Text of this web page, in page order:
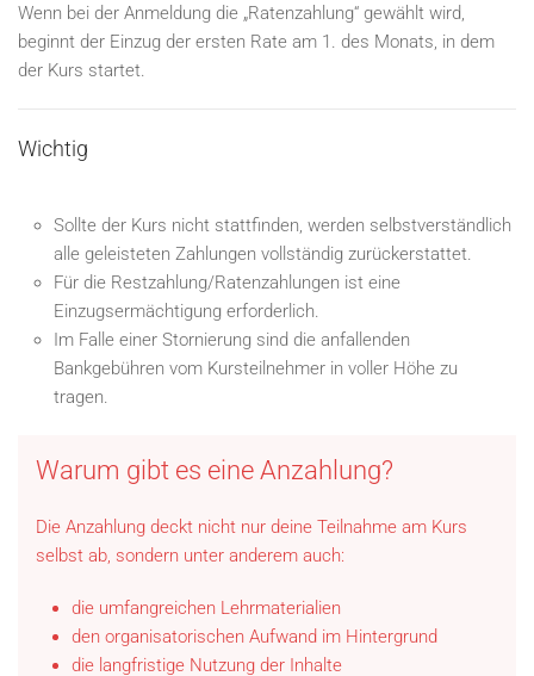
Wenn bei der Anmeldung die „Ratenzahlung“ gewählt wird,
beginnt der Einzug der ersten Rate am 1. des Monats, in dem
der Kurs startet.
Wichtig
Sollte der Kurs nicht stattfinden, werden selbstverständlich
alle geleisteten Zahlungen vollständig zurückerstattet.
Für die Restzahlung/Ratenzahlungen ist eine
Einzugsermächtigung erforderlich.
Im Falle einer Stornierung sind die anfallenden
Bankgebühren vom Kursteilnehmer in voller Höhe zu
tragen.
Warum gibt es eine Anzahlung?
Die Anzahlung deckt nicht nur deine Teilnahme am Kurs
selbst ab, sondern unter anderem auch:
die umfangreichen Lehrmaterialien
den organisatorischen Aufwand im Hintergrund
die langfristige Nutzung der Inhalte